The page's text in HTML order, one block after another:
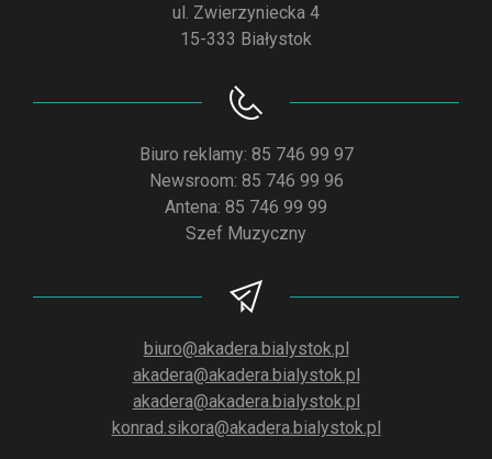
ul. Zwierzyniecka 4
15-333 Białystok
Biuro reklamy: 85 746 99 97
Newsroom: 85 746 99 96
Antena: 85 746 99 99
Szef Muzyczny
biuro@akadera.bialystok.pl
akadera@akadera.bialystok.pl
akadera@akadera.bialystok.pl
konrad.sikora@akadera.bialystok.pl